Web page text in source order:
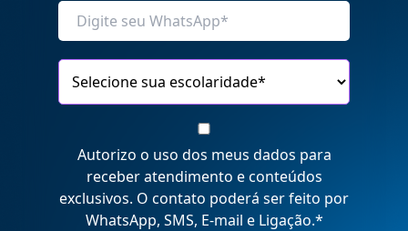
Autorizo o uso dos meus dados para
receber atendimento e conteúdos
exclusivos. O contato poderá ser feito por
WhatsApp, SMS, E-mail e Ligação.*